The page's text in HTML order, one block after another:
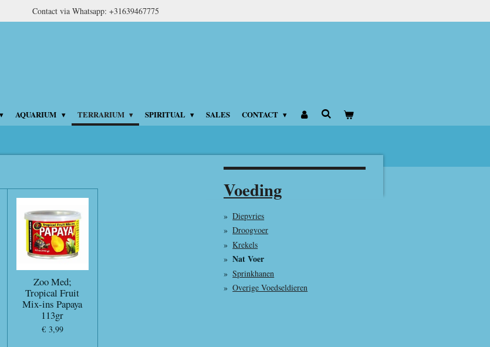
Contact via Whatsapp: +31639467775
AQUARIUM TERRARIUM SPIRITUAL SALES CONTACT
Zoo Med;
Tropical Fruit
Mix-ins Papaya
113gr
€ 3,99
Voeding
Diepvries
Droogvoer
Krekels
Nat Voer
Sprinkhanen
Overige Voedseldieren